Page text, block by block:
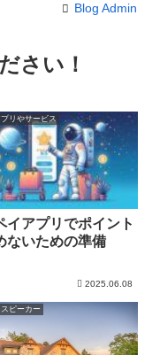
Blog Admin
さい！
リやサービス
イアプリでポイント
ないための準備
2025.06.08
ピーカー